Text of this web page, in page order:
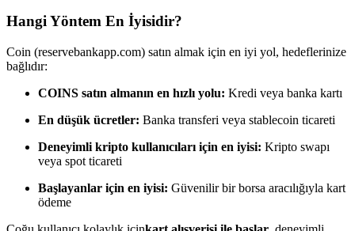
Kopya Tüccarı Olun
Kâr paylaşımı ve kopya ticaret komisyonlarının tadını çıkarın
Hangi Yöntem En İyisidir?
Coin (reservebankapp.com) satın almak için en iyi yol, hedeflerinize
bağlıdır:
COINS satın almanın en hızlı yolu: Kredi veya banka kartı
En düşük ücretler: Banka transferi veya stablecoin ticareti
Deneyimli kripto kullanıcıları için en iyisi: Kripto swapı
veya spot ticareti
Başlayanlar için en iyisi: Güvenilir bir borsa aracılığıyla kart
ödeme